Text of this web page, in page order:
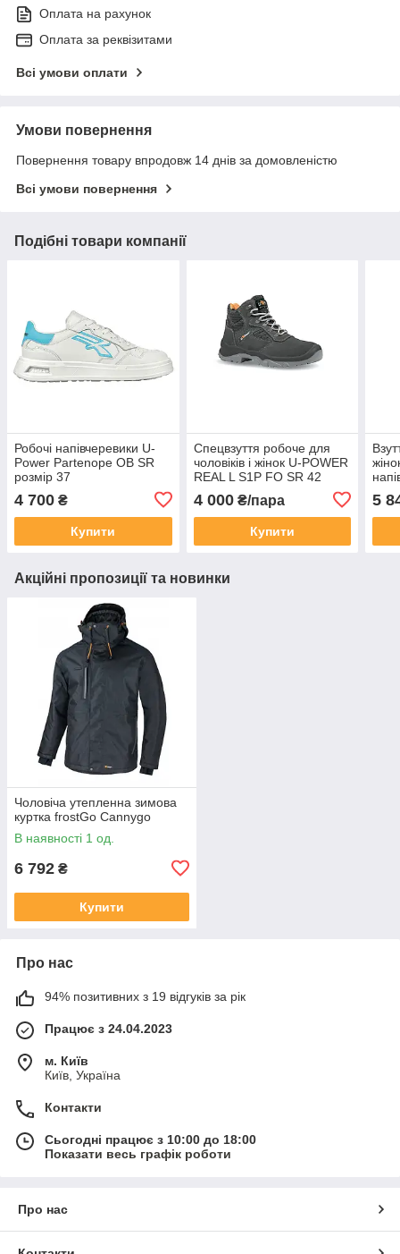
Оплата на рахунок
Оплата за реквізитами
Всі умови оплати
Умови повернення
Повернення товару впродовж 14 днів за домовленістю
Всі умови повернення
Подібні товари компанії
Робочі напівчеревики U-
Power Partenope OB SR
розмір 37
4 700 ₴
Купити
Спецвзуття робоче для
чоловіків і жінок U-POWER
REAL L S1P FO SR 42
4 000₴/пара
Купити
SR
5
Акційні пропозиції та новинки
Чоловіча утепленна зимова
куртка frostGo Cannygo
В наявності 1 од.
6 792 ₴
Купити
Про нас
94% позитивних з 19 відгуків за рік
Працює з 24.04.2023
м. Київ
Київ, Україна
Контакти
Сьогодні працює з 10:00 до 18:00
Показати весь графік роботи
Про нас